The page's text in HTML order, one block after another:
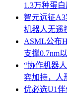
1.3万种蛋
智元远征
机器人无遥
ASML公布
支撑0.7nm
“协作机器
弈加持，人
优必选U1